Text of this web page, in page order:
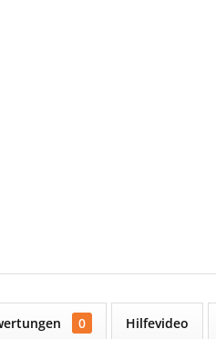
0 Hilfevideo